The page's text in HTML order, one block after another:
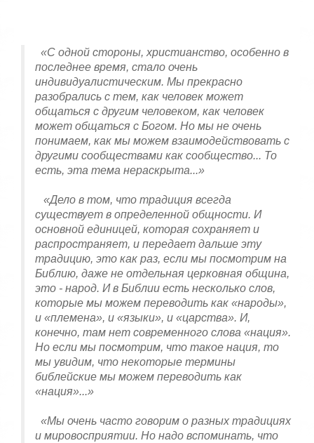
«С одной стороны, христианство, особенно в
последнее время, стало очень
индивидуалистическим. Мы прекрасно
разобрались с тем, как человек может
общаться с другим человеком, как человек
может общаться с Богом. Но мы не очень
понимаем, как мы можем взаимодействовать с
другими сообществами как сообщество... То
есть, эта тема нераскрыта...»
«Дело в том, что традиция всегда
существует в определенной общности. И
основной единицей, которая сохраняет и
распространяет, и передает дальше эту
традицию, это как раз, если мы посмотрим на
Библию, даже не отдельная церковная община,
это - народ. И в Библии есть несколько слов,
которые мы можем переводить как «народы»,
и «племена», и «языки», и «царства». И,
конечно, там нет современного слова «нация».
Но если мы посмотрим, что такое нация, то
мы увидим, что некоторые термины
библейские мы можем переводить как
«нация»...»
«Мы очень часто говорим о разных традициях
и мировосприятии. Но надо вспоминать, что